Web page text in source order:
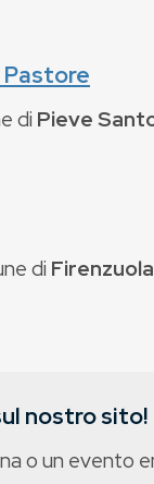
di Pieve
di Firenzuola
nostro sito!
o un evento